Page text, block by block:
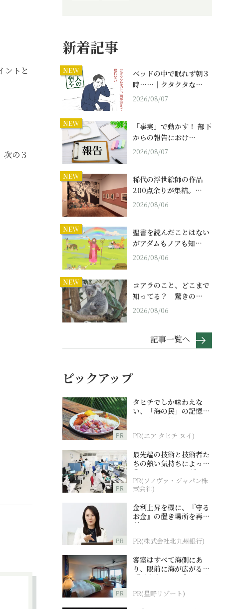
ントと
の３
新着記事
NEW
ベッドの中で眠れず朝３
時……｜クタクタな…
2026/08/07
NEW
「事実」で動かす！ 部下
からの報告におけ…
2026/08/07
NEW
稀代の浮世絵師の作品
200点余りが集結。…
2026/08/06
NEW
聖書を読んだことはない
がアダムもノアも知…
2026/08/06
NEW
コアラのこと、どこまで
知ってる？ 驚きの…
2026/08/06
記事一覧へ
ピックアップ
PR
タヒチでしか味わえな
い、「海の民」の記憶へ
とつながる旅
PR(エア タヒチ ヌイ)
PR
最先端の技術と技術者た
ちの熱い気持ちによって
作られているオーダーメ
イド補聴器
PR(ソノヴァ・ジャパン株
式会社)
PR
金利上昇を機に、『守る
お金』の置き場所を再検
討
PR(株式会社北九州銀行)
PR
客室はすべて海側にあ
り、眼前に海が広がる
『西表島ホテル by 星野
PR(星野リゾート)